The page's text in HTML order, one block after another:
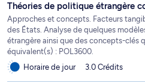
Théories de politique étrangère
Approches et concepts. Facteurs
des États. Analyse de quelques
étrangère ainsi que des concepts-clés
équivalent(s) : POL3600.
Horaire de jour
3.0 Crédits